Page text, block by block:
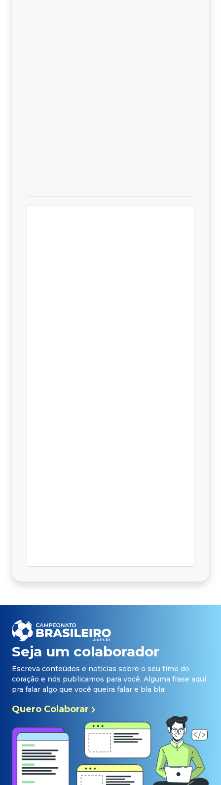
Seja um colaborador
Escreva conteúdos e notícias sobre o seu time do
coração e nós publicamos para você. Alguma frase aqui
pra falar algo que você queira falar e bla bla!
Quero Colaborar